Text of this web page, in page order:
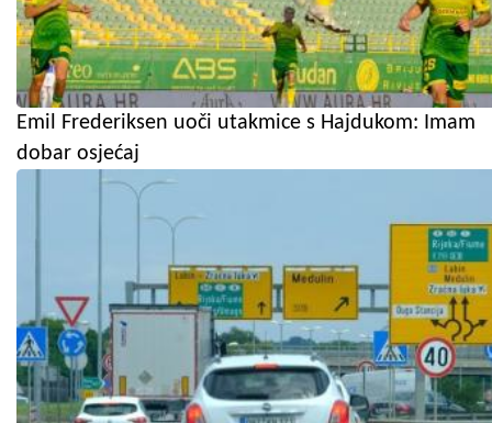
Emil Frederiksen uoči utakmice s Hajdukom: Imam
dobar osjećaj